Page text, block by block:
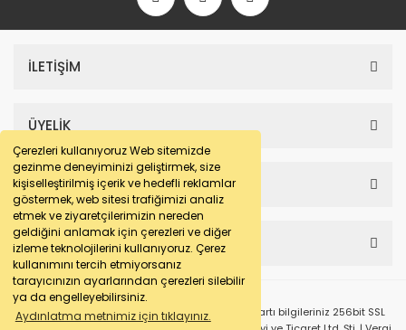
Çerezleri kullanıyoruz Web sitemizde
gezinme deneyiminizi geliştirmek, size
kişiselleştirilmiş içerik ve hedefli reklamlar
göstermek, web sitesi trafiğimizi analiz
etmek ve ziyaretçilerimizin nereden
geldiğini anlamak için çerezleri ve diğer
izleme teknolojilerini kullanıyoruz. Çerez
kullanımını tercih etmiyorsanız
tarayıcınızın ayarlarından çerezleri silebilir
ya da engelleyebilirsiniz.
Aydınlatma metnimiz için tıklayınız.
İLETİŞİM
ÜYELİK
SAYFALAR
HESABIM
© e-makarna.com Tüm Hakları Saklıdır. Kredi kartı bilgileriniz 256bit SSL